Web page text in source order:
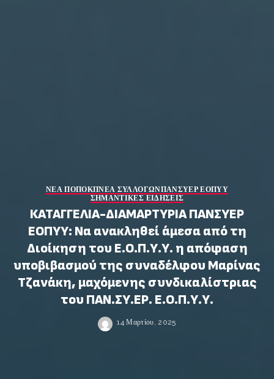
ΝΕΑ ΠΟΠΟΚΠΝΕΑ ΣΥΛΛΟΓΩΝΠΑΝΣΥΕΡ ΕΟΠΥΥ
ΣΗΜΑΝΤΙΚΕΣ ΕΙΔΗΣΕΙΣ
ΚΑΤΑΓΓΕΛΙΑ-ΔΙΑΜΑΡΤΥΡΙΑ ΠΑΝΣΥΕΡ
ΕΟΠΥΥ: Να ανακληθεί άμεσα από τη
Διοίκηση του Ε.Ο.Π.Υ.Υ. η απόφαση
υποβιβασμού της συναδέλφου Μαρίνας
Τζανάκη, μαχόμενης συνδικαλίστριας
του ΠΑΝ.ΣΥ.ΕΡ. Ε.Ο.Π.Υ.Υ.
14 Μαρτίου, 2025